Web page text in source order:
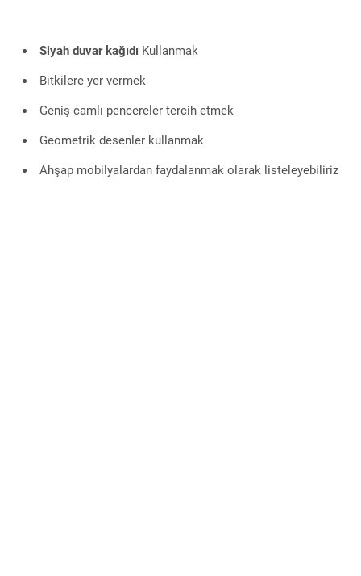
Siyah duvar kağıdı Kullanmak
Bitkilere yer vermek
Geniş camlı pencereler tercih etmek
Geometrik desenler kullanmak
Ahşap mobilyalardan faydalanmak olarak listeleyebiliriz